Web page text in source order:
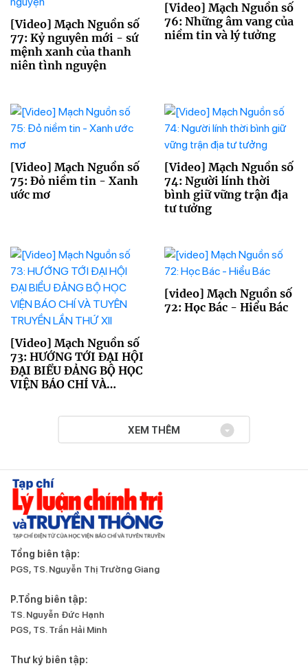
[Video] Mạch Nguồn số
77: Kỷ nguyên mới - sứ
mệnh xanh của thanh
niên tình nguyện
[Video] Mạch Nguồn số
76: Những âm vang của
niềm tin và lý tưởng
[Video] Mạch Nguồn số
75: Đỏ niềm tin - Xanh
ước mơ
[Video] Mạch Nguồn số
74: Người lính thời
bình giữ vững trận địa
tư tưởng
[Video] Mạch Nguồn số
73: HƯỚNG TỚI ĐẠI HỘI
ĐẠI BIỂU ĐẢNG BỘ HỌC
VIỆN BÁO CHÍ VÀ
[video] Mạch Nguồn số
72: Học Bác - Hiểu Bác
XEM THÊM
Tổng biên tập:
PGS, TS. Nguyễn Thị Trường Giang
P.Tổng biên tập:
TS. Nguyễn Đức Hạnh
PGS, TS. Trần Hải Minh
Thư ký biên tập: